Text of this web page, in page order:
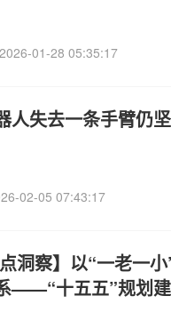
2026-01-28 05:35:17
失去一条手臂仍
02-05 07:43:17
洞察】以“一老一
——“十五五”规划